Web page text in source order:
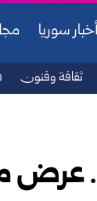
أخبار سوريا
ثقافة وفنون